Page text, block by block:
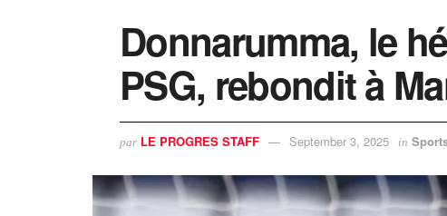
Donnarumma, le
PSG, rebondit à
par LE PROGRES STAFF September 3, 2025 in